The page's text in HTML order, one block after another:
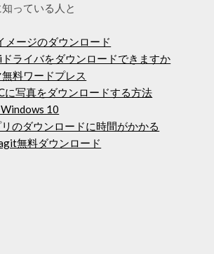
っている人と
メージのダウンロード
ライバをダウンロードできますか
料ワードプレス
に写真をダウンロードする方法
10
のダウンロードに時間がかかる
無料ダウンロード